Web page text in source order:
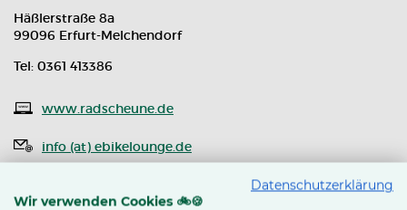
Häßlerstraße 8a
99096 Erfurt-Melchendorf
Tel: 0361 413386
www.radscheune.de
info (at) ebikelounge.de
Datenschutzerklärung
Wir verwenden Cookies 🚲🍪